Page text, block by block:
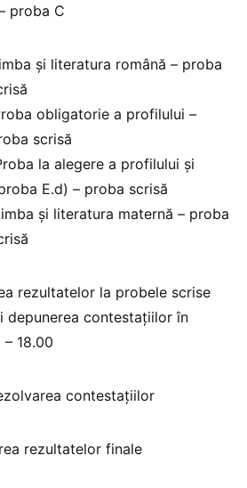
proba C
și literatura română – proba
obligatorie a profilului –
scrisă
la alegere a profilului și
E.d) – proba scrisă
și literatura maternă – proba
rezultatelor la probele scrise
depunerea contestațiilor în
18.00
contestațiilor
rezultatelor finale